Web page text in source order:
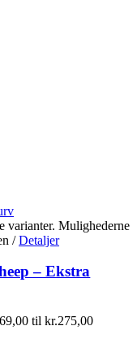
varianter. Mulighederne
/ Detaljer
– Ekstra
til kr.275,00